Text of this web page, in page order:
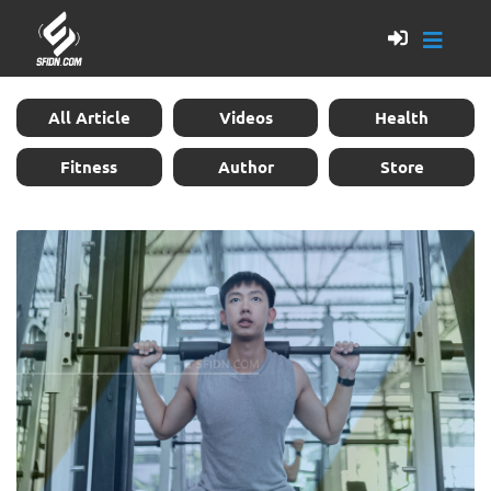
All Article Videos Health
Fitness Author Store